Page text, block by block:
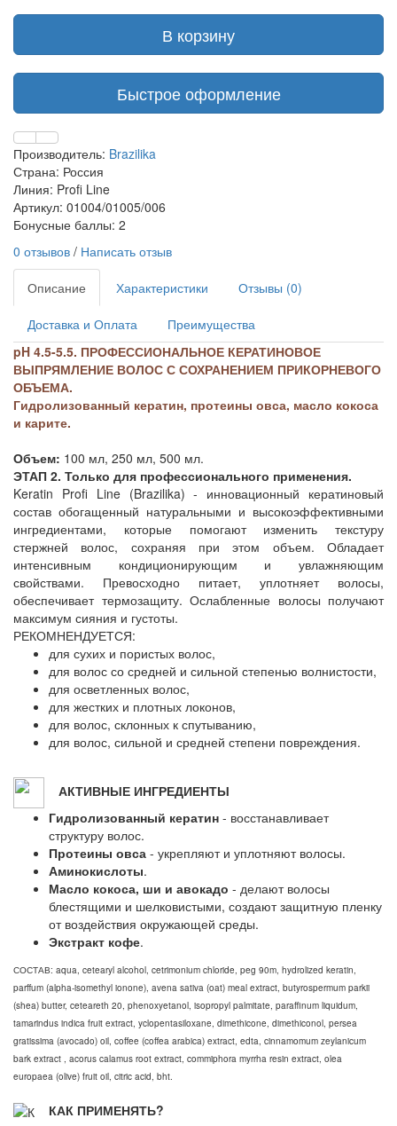
В корзину
Быстрое оформление
Производитель: Brazilika
Страна: Россия
Линия: Profi Line
Артикул: 01004/01005/006
Бонусные баллы: 2
0 отзывов / Написать отзыв
Описание Характеристики Отзывы (0)
Доставка и Оплата
Преимущества
pH 4.5-5.5. ПРОФЕССИОНАЛЬНОЕ КЕРАТИНОВОЕ
ВЫПРЯМЛЕНИЕ ВОЛОС С СОХРАНЕНИЕМ ПРИКОРНЕВОГО
ОБЪЕМА.
Гидролизованный кератин, протеины овса, масло кокоса
и карите.
Объем: 100 мл, 250 мл, 500 мл.
ЭТАП 2. Только для профессионального применения.
Keratin Profi Line (Brazilika) - инновационный кератиновый
состав обогащенный натуральными и высокоэффективными
ингредиентами, которые помогают изменить текстуру
стержней волос, сохраняя при этом объем. Обладает
интенсивным кондиционирующим и увлажняющим
свойствами. Превосходно питает, уплотняет волосы,
обеспечивает термозащиту. Ослабленные волосы получают
максимум сияния и густоты.
РЕКОМНЕНДУЕТСЯ:
для сухих и пористых волос,
для волос со средней и сильной степенью волнистости,
для осветленных волос,
для жестких и плотных локонов,
для волос, склонных к спутыванию,
для волос, сильной и средней степени повреждения.
АКТИВНЫЕ ИНГРЕДИЕНТЫ
Гидролизованный кератин - восстанавливает
структуру волос.
Протеины овса - укрепляют и уплотняют волосы.
Аминокислоты.
Масло кокоса, ши и авокадо - делают волосы
блестящими и шелковистыми, создают защитную пленку
от воздействия окружающей среды.
Экстракт кофе.
СОСТАВ: aqua, cetearyl alcohol, cetrimonium chloride, peg 90m, hydrolized keratin,
parffum (alpha-isomethyl ionone), avena sativa (oat) meal extract, butyrospermum parkii
(shea) butter, ceteareth 20, phenoxyetanol, isopropyl palmitate, paraffinum liquidum,
tamarindus indica fruit extract, yclopentasiloxane, dimethicone, dimethiconol, persea
gratissima (avocado) oil, coffee (coffea arabica) extract, edta, cinnamomum zeylanicum
bark extract , acorus calamus root extract, commiphora myrrha resin extract, olea
europaea (olive) fruit oil, citric acid, bht.
КАК ПРИМЕНЯТЬ?